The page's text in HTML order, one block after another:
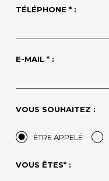
TÉLÉPHONE * :
E-MAIL * :
VOUS SOUHAITEZ :
ÊTRE APPELÉ
VOUS ÊTES* :